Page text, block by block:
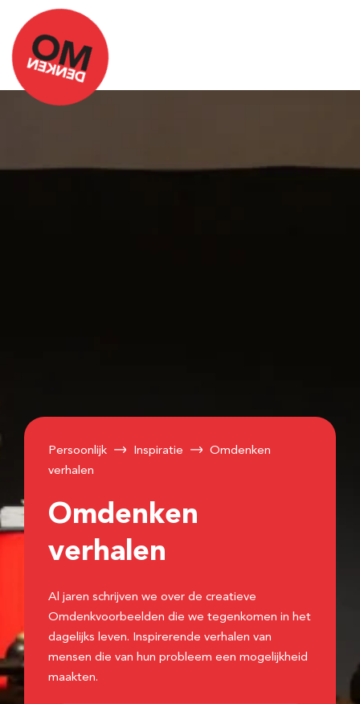
Persoonlijk Inspiratie
Omdenken
verhalen
Omdenken
verhalen
Al jaren schrijven we over de creatieve
Omdenkvoorbeelden die we tegenkomen in het
dagelijks leven. Inspirerende verhalen van
mensen die van hun probleem een mogelijkheid
maakten.